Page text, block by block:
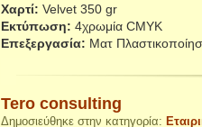
Χαρτί: Velvet 350 gr
Εκτύπωση: 4χρωμία CMYK
Επεξεργασία: Ματ
Tero consulting
Δημοσιεύθηκε στην κατηγορία: